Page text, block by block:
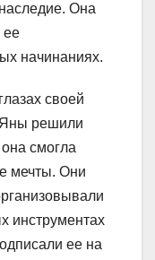
Она
ее
начинаниях.
своей
Яны решили
смогла
мечты. Они
инструментах
ее на